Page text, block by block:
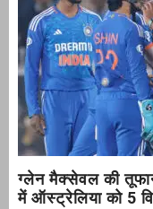
ग्‍लेन मैक्‍सेवल की
में ऑस्ट्रेलिया को 5